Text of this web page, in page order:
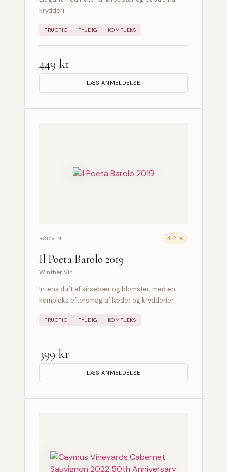
krydderi.
FRUGTIG FYLDIG KOMPLEKS
449 kr
LÆS ANMELDELSE
RØDVIN 4.2 ★
Il Poeta Barolo 2019
Winther Vin
Intens duft af kirsebær og blomster, med en
kompleks eftersmag af læder og krydderier.
FRUGTIG FYLDIG KOMPLEKS
399 kr
LÆS ANMELDELSE